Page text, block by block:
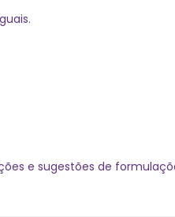
e sugestões de